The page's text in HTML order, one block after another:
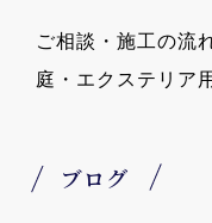
ご相談・施工の流
庭・エクステリア
ブログ